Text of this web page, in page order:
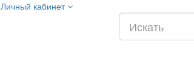
Личный кабинет